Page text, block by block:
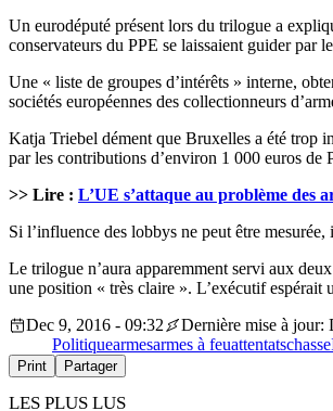
Un eurodéputé présent lors du trilogue a
conservateurs du PPE se laissaient guider par
Une « liste de groupes d’intérêts » interne,
sociétés européennes des collectionneurs
Katja Triebel dément que Bruxelles a été trop
par les contributions d’environ 1 000 euros de
>> Lire : L’UE s’attaque au problème des
Si l’influence des lobbys ne peut être
Le trilogue n’aura apparemment servi aux
une position « très claire ». L’exécutif espérait
Dec 9, 2016 - 09:32
Dernière mise à jour:
Politiquearmesarmes à feuattentatschasse
Print Partager
LES PLUS LUS